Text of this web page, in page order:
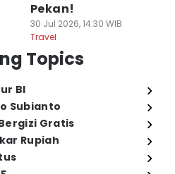
Pekan!
30 Jul 2026, 14:30 WIB
Travel
Topics
BI
Subianto
Gratis
Rupiah